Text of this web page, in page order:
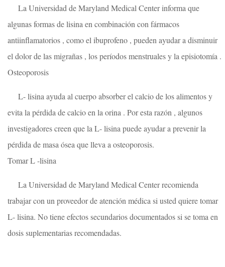
La Universidad de Maryland Medical Center informa que
algunas formas de lisina en combinación con fármacos
antiinflamatorios , como el ibuprofeno , pueden ayudar a disminuir
el dolor de las migrañas , los períodos menstruales y la episiotomía .
Osteoporosis
L- lisina ayuda al cuerpo absorber el calcio de los alimentos y
evita la pérdida de calcio en la orina . Por esta razón , algunos
investigadores creen que la L- lisina puede ayudar a prevenir la
pérdida de masa ósea que lleva a osteoporosis.
Tomar L -lisina
La Universidad de Maryland Medical Center recomienda
trabajar con un proveedor de atención médica si usted quiere tomar
L- lisina. No tiene efectos secundarios documentados si se toma en
dosis suplementarias recomendadas.